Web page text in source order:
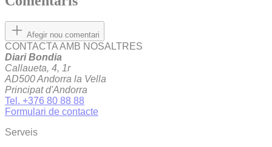
Afegir nou comentari
CONTACTA AMB NOSALTRES
Diari Bondia
Callaueta, 4, 1r
AD500 Andorra la Vella
Principat d'Andorra
Tel. +376 80 88 88
Formulari de contacte
Serveis